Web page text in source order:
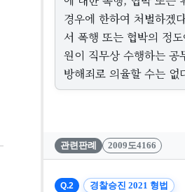
경우에 한하여 처벌하겠
서 폭행 또는 협박의 정
원이 직무상 수행하는 공
방해죄로 의율할 수는 없
관련판례 2009도4166
Q.2 경찰승진 2021 형법